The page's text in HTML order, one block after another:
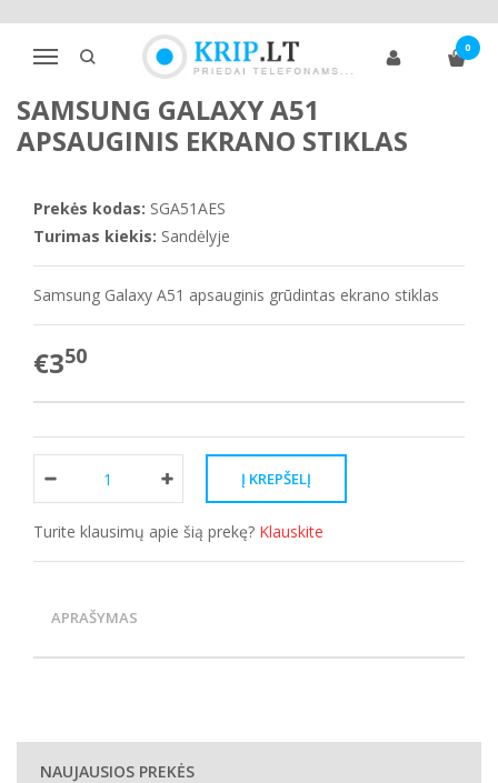
Navigacija
0
Pagrindinis Telefono ekrano apsaugos Samsung
A klasė
Samsung Galaxy A51 apsauginis ekrano stiklas
SAMSUNG GALAXY A51
APSAUGINIS EKRANO STIKLAS
Prekės kodas: SGA51AES
Turimas kiekis: Sandėlyje
Samsung Galaxy A51 apsauginis grūdintas ekrano stiklas
€350
Turite klausimų apie šią prekę? Klauskite
APRAŠYMAS
NAUJAUSIOS PREKĖS